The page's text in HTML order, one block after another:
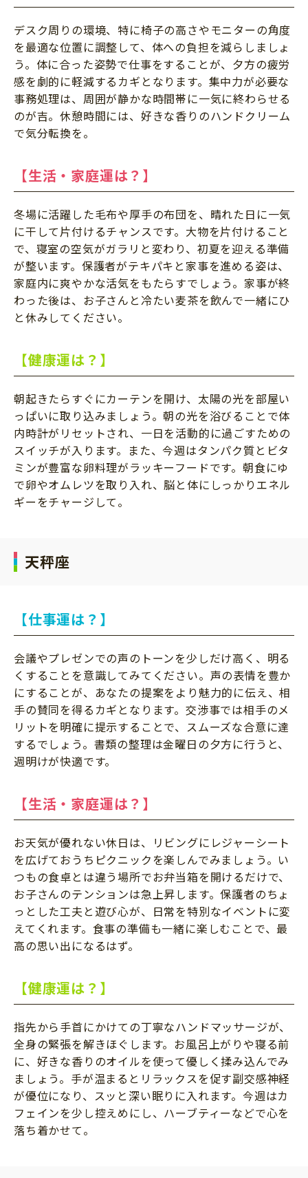
デスク周りの環境、特に椅子の高さやモニターの角度
を最適な位置に調整して、体への負担を減らしましょ
う。体に合った姿勢で仕事をすることが、夕方の疲労
感を劇的に軽減するカギとなります。集中力が必要な
事務処理は、周囲が静かな時間帯に一気に終わらせる
のが吉。休憩時間には、好きな香りのハンドクリーム
で気分転換を。
【生活・家庭運は？】
冬場に活躍した毛布や厚手の布団を、晴れた日に一気
に干して片付けるチャンスです。大物を片付けること
で、寝室の空気がガラリと変わり、初夏を迎える準備
が整います。保護者がテキパキと家事を進める姿は、
家庭内に爽やかな活気をもたらすでしょう。家事が終
わった後は、お子さんと冷たい麦茶を飲んで一緒にひ
と休みしてください。
【健康運は？】
朝起きたらすぐにカーテンを開け、太陽の光を部屋い
っぱいに取り込みましょう。朝の光を浴びることで体
内時計がリセットされ、一日を活動的に過ごすための
スイッチが入ります。また、今週はタンパク質とビタ
ミンが豊富な卵料理がラッキーフードです。朝食にゆ
で卵やオムレツを取り入れ、脳と体にしっかりエネル
ギーをチャージして。
天秤座
【仕事運は？】
会議やプレゼンでの声のトーンを少しだけ高く、明る
くすることを意識してみてください。声の表情を豊か
にすることが、あなたの提案をより魅力的に伝え、相
手の賛同を得るカギとなります。交渉事では相手のメ
リットを明確に提示することで、スムーズな合意に達
するでしょう。書類の整理は金曜日の夕方に行うと、
週明けが快適です。
【生活・家庭運は？】
お天気が優れない休日は、リビングにレジャーシート
を広げておうちピクニックを楽しんでみましょう。い
つもの食卓とは違う場所でお弁当箱を開けるだけで、
お子さんのテンションは急上昇します。保護者のちょ
っとした工夫と遊び心が、日常を特別なイベントに変
えてくれます。食事の準備も一緒に楽しむことで、最
高の思い出になるはず。
【健康運は？】
指先から手首にかけての丁寧なハンドマッサージが、
全身の緊張を解きほぐします。お風呂上がりや寝る前
に、好きな香りのオイルを使って優しく揉み込んでみ
ましょう。手が温まるとリラックスを促す副交感神経
が優位になり、スッと深い眠りに入れます。今週はカ
フェインを少し控えめにし、ハーブティーなどで心を
落ち着かせて。